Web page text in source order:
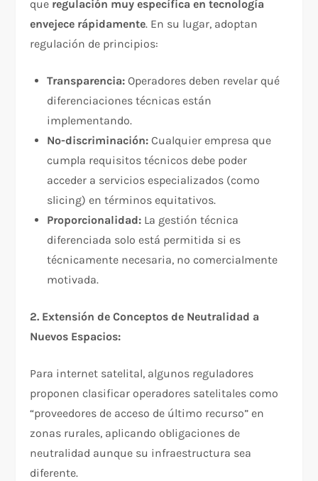
que regulación muy específica en tecnología
envejece rápidamente. En su lugar, adoptan
regulación de principios:​
Transparencia: Operadores deben revelar qué
diferenciaciones técnicas están
implementando.
No-discriminación: Cualquier empresa que
cumpla requisitos técnicos debe poder
acceder a servicios especializados (como
slicing) en términos equitativos.
Proporcionalidad: La gestión técnica
diferenciada solo está permitida si es
técnicamente necesaria, no comercialmente
motivada.​
2. Extensión de Conceptos de Neutralidad a
Nuevos Espacios:
Para internet satelital, algunos reguladores
proponen clasificar operadores satelitales como
“proveedores de acceso de último recurso” en
zonas rurales, aplicando obligaciones de
neutralidad aunque su infraestructura sea
diferente.​